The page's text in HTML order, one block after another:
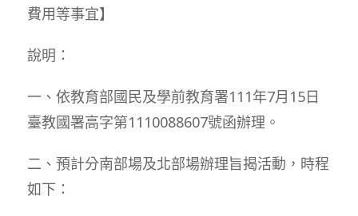
費用等事宜】
說明：
一、依教育部國民及學前教育署111年7月15日
臺教國署高字第1110088607號函辦理。
二、預計分南部場及北部場辦理旨揭活動，時程
如下：